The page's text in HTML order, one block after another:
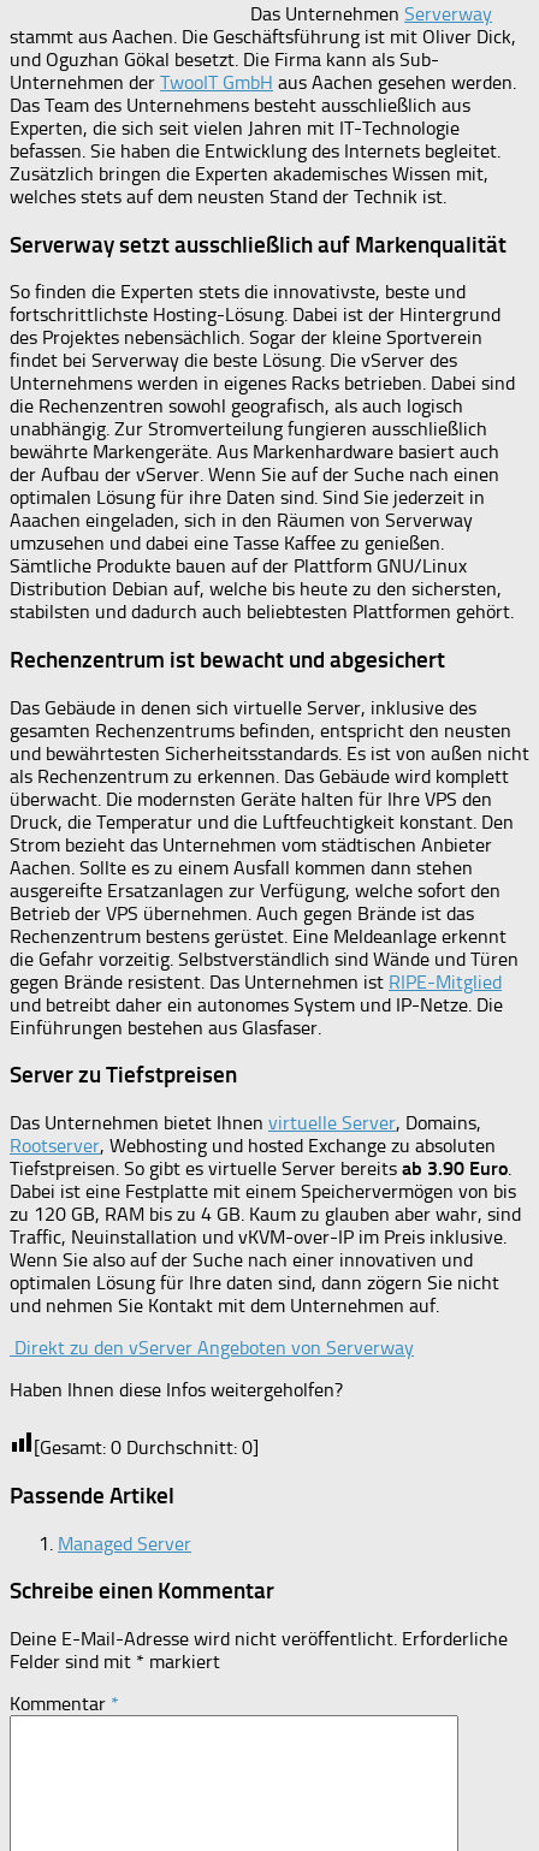
Das Unternehmen Serverway
stammt aus Aachen. Die Geschäftsführung ist mit Oliver Dick,
und Oguzhan Gökal besetzt. Die Firma kann als Sub-
Unternehmen der TwooIT GmbH aus Aachen gesehen werden.
Das Team des Unternehmens besteht ausschließlich aus
Experten, die sich seit vielen Jahren mit IT-Technologie
befassen. Sie haben die Entwicklung des Internets begleitet.
Zusätzlich bringen die Experten akademisches Wissen mit,
welches stets auf dem neusten Stand der Technik ist.
Serverway setzt ausschließlich auf Markenqualität
So finden die Experten stets die innovativste, beste und
fortschrittlichste Hosting-Lösung. Dabei ist der Hintergrund
des Projektes nebensächlich. Sogar der kleine Sportverein
findet bei Serverway die beste Lösung. Die vServer des
Unternehmens werden in eigenes Racks betrieben. Dabei sind
die Rechenzentren sowohl geografisch, als auch logisch
unabhängig. Zur Stromverteilung fungieren ausschließlich
bewährte Markengeräte. Aus Markenhardware basiert auch
der Aufbau der vServer. Wenn Sie auf der Suche nach einen
optimalen Lösung für ihre Daten sind. Sind Sie jederzeit in
Aaachen eingeladen, sich in den Räumen von Serverway
umzusehen und dabei eine Tasse Kaffee zu genießen.
Sämtliche Produkte bauen auf der Plattform GNU/Linux
Distribution Debian auf, welche bis heute zu den sichersten,
stabilsten und dadurch auch beliebtesten Plattformen gehört.
Rechenzentrum ist bewacht und abgesichert
Das Gebäude in denen sich virtuelle Server, inklusive des
gesamten Rechenzentrums befinden, entspricht den neusten
und bewährtesten Sicherheitsstandards. Es ist von außen nicht
als Rechenzentrum zu erkennen. Das Gebäude wird komplett
überwacht. Die modernsten Geräte halten für Ihre VPS den
Druck, die Temperatur und die Luftfeuchtigkeit konstant. Den
Strom bezieht das Unternehmen vom städtischen Anbieter
Aachen. Sollte es zu einem Ausfall kommen dann stehen
ausgereifte Ersatzanlagen zur Verfügung, welche sofort den
Betrieb der VPS übernehmen. Auch gegen Brände ist das
Rechenzentrum bestens gerüstet. Eine Meldeanlage erkennt
die Gefahr vorzeitig. Selbstverständlich sind Wände und Türen
gegen Brände resistent. Das Unternehmen ist RIPE-Mitglied
und betreibt daher ein autonomes System und IP-Netze. Die
Einführungen bestehen aus Glasfaser.
Server zu Tiefstpreisen
Das Unternehmen bietet Ihnen virtuelle Server, Domains,
Rootserver, Webhosting und hosted Exchange zu absoluten
Tiefstpreisen. So gibt es virtuelle Server bereits ab 3.90 Euro.
Dabei ist eine Festplatte mit einem Speichervermögen von bis
zu 120 GB, RAM bis zu 4 GB. Kaum zu glauben aber wahr, sind
Traffic, Neuinstallation und vKVM-over-IP im Preis inklusive.
Wenn Sie also auf der Suche nach einer innovativen und
optimalen Lösung für Ihre daten sind, dann zögern Sie nicht
und nehmen Sie Kontakt mit dem Unternehmen auf.
Direkt zu den vServer Angeboten von Serverway
Haben Ihnen diese Infos weitergeholfen?
[Gesamt: 0 Durchschnitt: 0]
Passende Artikel
Managed Server
Schreibe einen Kommentar
Deine E-Mail-Adresse wird nicht veröffentlicht. Erforderliche
Felder sind mit * markiert
Kommentar *